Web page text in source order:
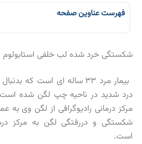
شکستگی خرد شده لب خلفی استابولوم
بیمار مرد ۳۳ ساله ای است که
درد شدید در ناحیه چپ لگن شده است.
مرکز درمانی رادیوگرافی از لگن وی
شکستگی و دررفتگی لگن به مرکز
است.
فهرست عناوین صفحه